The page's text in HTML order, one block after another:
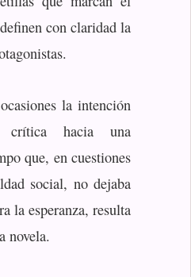
con claridad la
la intención
crítica hacia una
que, en cuestiones
social, no dejaba
la esperanza, resulta
novela.